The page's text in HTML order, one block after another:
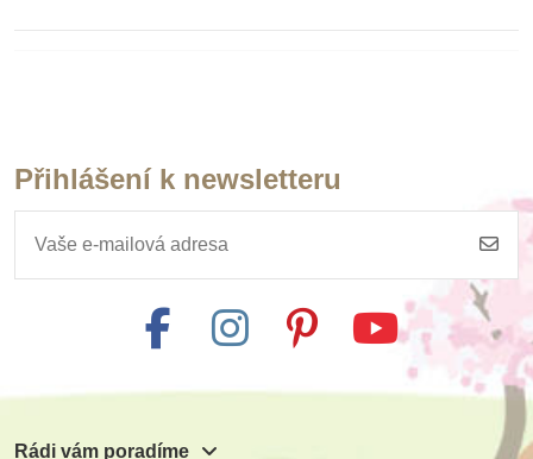
Hračky pro děti od 4 let
Hračky pro děti od 6 let
Přihlášení k newsletteru
Rádi vám poradíme